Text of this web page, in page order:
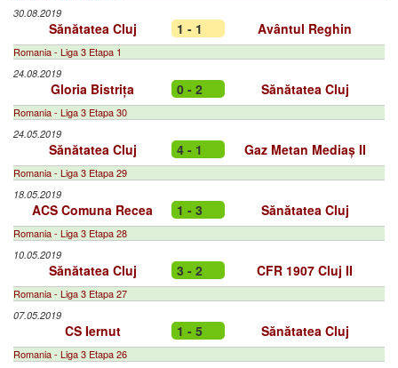
30.08.2019
Sănătatea Cluj 1 - 1 Avântul Reghin
Romania - Liga 3 Etapa 1
24.08.2019
Gloria Bistrița 0 - 2 Sănătatea Cluj
Romania - Liga 3 Etapa 30
24.05.2019
Sănătatea Cluj 4 - 1 Gaz Metan Mediaș II
Romania - Liga 3 Etapa 29
18.05.2019
ACS Comuna Recea 1 - 3 Sănătatea Cluj
Romania - Liga 3 Etapa 28
10.05.2019
Sănătatea Cluj 3 - 2 CFR 1907 Cluj II
Romania - Liga 3 Etapa 27
07.05.2019
CS Iernut 1 - 5 Sănătatea Cluj
Romania - Liga 3 Etapa 26